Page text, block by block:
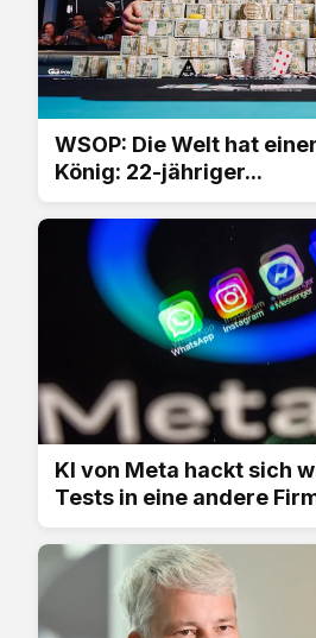
WSOP: Die Welt hat
König: 22-jähriger...
KI von Meta hackt sich
Tests in eine andere